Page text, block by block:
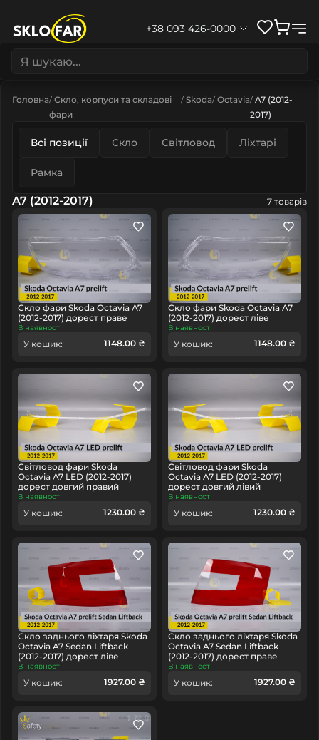
+38 093 426-0000
Головна Скло, корпуси та складові
фари
Skoda Octavia A7 (2012-
2017)
Всі позиції Скло Світловод Ліхтарі
Рамка
A7 (2012-2017) 7 товарів
Скло фари Skoda Octavia A7
(2012-2017) дорест праве
В наявності
У кошик: 1148.00 ₴
Скло фари Skoda Octavia A7
(2012-2017) дорест ліве
В наявності
У кошик: 1148.00 ₴
Світловод фари Skoda
Octavia A7 LED (2012-2017)
дорест довгий правий
В наявності
У кошик: 1230.00 ₴
Світловод фари Skoda
Octavia A7 LED (2012-2017)
дорест довгий лівий
В наявності
У кошик: 1230.00 ₴
Скло заднього ліхтаря Skoda
Octavia A7 Sedan Liftback
(2012-2017) дорест ліве
В наявності
У кошик: 1927.00 ₴
Скло заднього ліхтаря Skoda
Octavia A7 Sedan Liftback
(2012-2017) дорест праве
В наявності
У кошик: 1927.00 ₴